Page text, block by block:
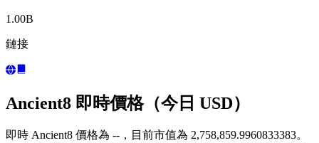
1.00B
鏈接
Ancient8 即時價格（今日 USD）
即時 Ancient8 價格為 --，目前市值為 2,758,859.9960833383。